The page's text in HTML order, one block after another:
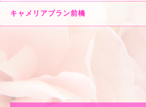
キャメリアブラン前橋